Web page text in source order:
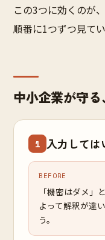
この3つに効くのが
順番に1つずつ見て
中小企業が守
1 入力しては
BEFORE
「機密はダメ」
よって解釈が違
う。